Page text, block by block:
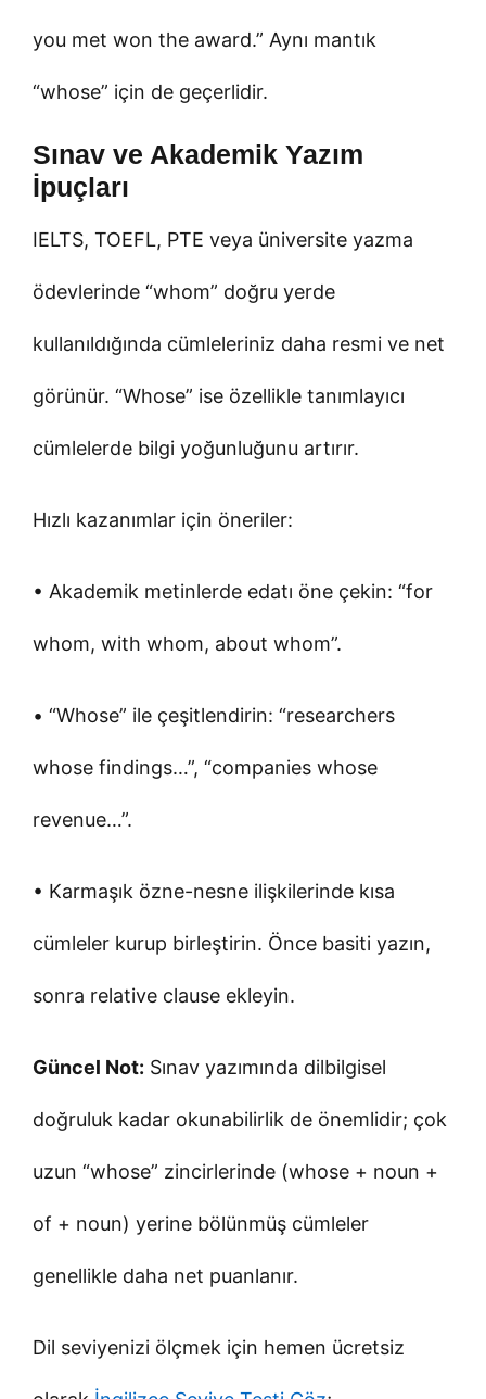
you met won the award.” Aynı mantık
“whose” için de geçerlidir.
Sınav ve Akademik Yazım
İpuçları
IELTS, TOEFL, PTE veya üniversite yazma
ödevlerinde “whom” doğru yerde
kullanıldığında cümleleriniz daha resmi ve net
görünür. “Whose” ise özellikle tanımlayıcı
cümlelerde bilgi yoğunluğunu artırır.
Hızlı kazanımlar için öneriler:
• Akademik metinlerde edatı öne çekin: “for
whom, with whom, about whom”.
• “Whose” ile çeşitlendirin: “researchers
whose findings…”, “companies whose
revenue…”.
• Karmaşık özne-nesne ilişkilerinde kısa
cümleler kurup birleştirin. Önce basiti yazın,
sonra relative clause ekleyin.
Güncel Not: Sınav yazımında dilbilgisel
doğruluk kadar okunabilirlik de önemlidir; çok
uzun “whose” zincirlerinde (whose + noun +
of + noun) yerine bölünmüş cümleler
genellikle daha net puanlanır.
Dil seviyenizi ölçmek için hemen ücretsiz